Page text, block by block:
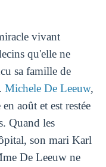
vivant
qu'elle ne
sa famille de
Michele De Leeuw,
août et est restée
Quand les
son mari Karl
De Leeuw ne